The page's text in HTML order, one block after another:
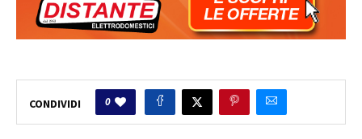
CONDIVIDI 0